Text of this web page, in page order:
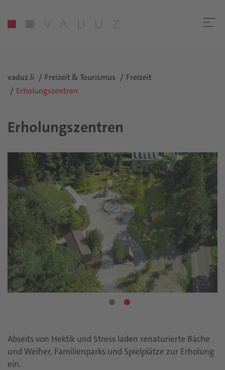
vaduz.li Freizeit & Tourismus
Freizeit
Erholungszentren
Erholungszentren
Abseits von Hektik und Stress laden renaturierte Bäche
und Weiher, Familienparks und Spielplätze zur Erholung
ein.